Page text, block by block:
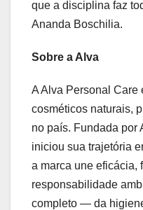
que a disciplina faz
Ananda Boschilia.
Sobre a Alva
A Alva Personal Care
cosméticos naturais,
no país. Fundada por
iniciou sua trajetória
a marca une eficácia,
responsabilidade
completo — da